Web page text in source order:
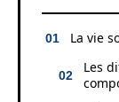
La vie
Les